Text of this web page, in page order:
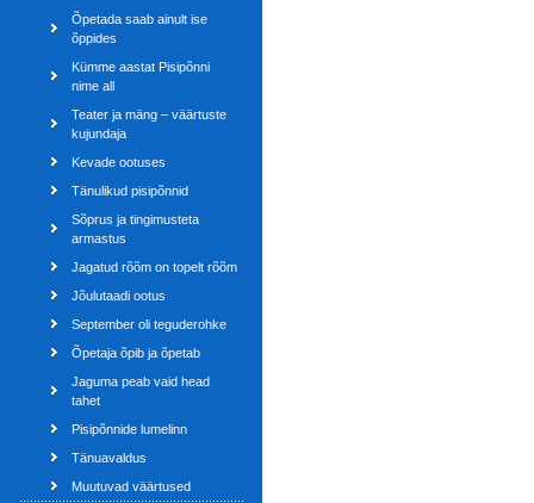
Õpetada saab ainult ise
õppides
Kümme aastat Pisipõnni
nime all
Teater ja mäng – väärtuste
kujundaja
Kevade ootuses
Tänulikud pisipõnnid
Sõprus ja tingimusteta
armastus
Jagatud rõõm on topelt rõõm
Jõulutaadi ootus
September oli teguderohke
Õpetaja õpib ja õpetab
Jaguma peab vaid head
tahet
Pisipõnnide lumelinn
Tänuavaldus
Muutuvad väärtused